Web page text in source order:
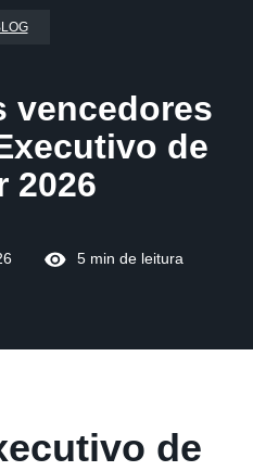
vencedores
de
2026
5 min de leitura
de